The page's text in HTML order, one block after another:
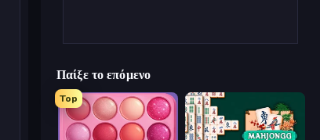
Παίξε το επόμενο
Top